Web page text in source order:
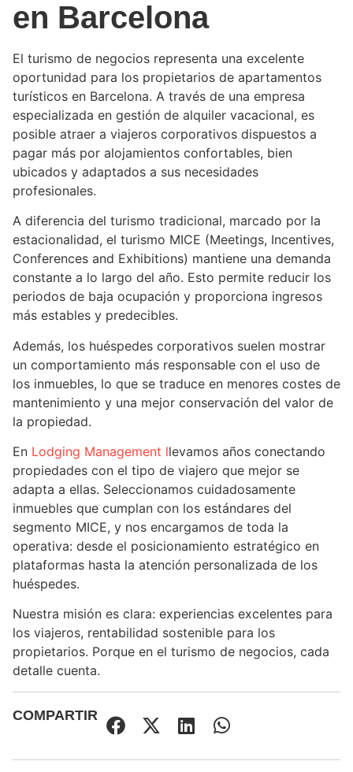
en Barcelona
El turismo de negocios representa una excelente
oportunidad para los propietarios de apartamentos
turísticos en Barcelona. A través de una empresa
especializada en gestión de alquiler vacacional, es
posible atraer a viajeros corporativos dispuestos a
pagar más por alojamientos confortables, bien
ubicados y adaptados a sus necesidades
profesionales.
A diferencia del turismo tradicional, marcado por la
estacionalidad, el turismo MICE (Meetings, Incentives,
Conferences and Exhibitions) mantiene una demanda
constante a lo largo del año. Esto permite reducir los
periodos de baja ocupación y proporciona ingresos
más estables y predecibles.
Además, los huéspedes corporativos suelen mostrar
un comportamiento más responsable con el uso de
los inmuebles, lo que se traduce en menores costes de
mantenimiento y una mejor conservación del valor de
la propiedad.
En Lodging Management llevamos años conectando
propiedades con el tipo de viajero que mejor se
adapta a ellas. Seleccionamos cuidadosamente
inmuebles que cumplan con los estándares del
segmento MICE, y nos encargamos de toda la
operativa: desde el posicionamiento estratégico en
plataformas hasta la atención personalizada de los
huéspedes.
Nuestra misión es clara: experiencias excelentes para
los viajeros, rentabilidad sostenible para los
propietarios. Porque en el turismo de negocios, cada
detalle cuenta.
COMPARTIR